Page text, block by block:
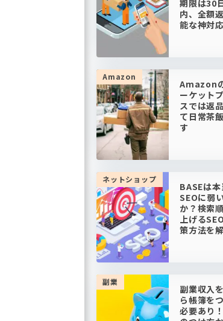
期限は30
内、全額
能な神対応
Amazon
Amazon
ーケット
スでは返
て日常茶
す
ネットショップ
BASEは本
SEOに弱
か？検索
上げる
策方法を
副業
副業収入
ら帳簿を
必要あり